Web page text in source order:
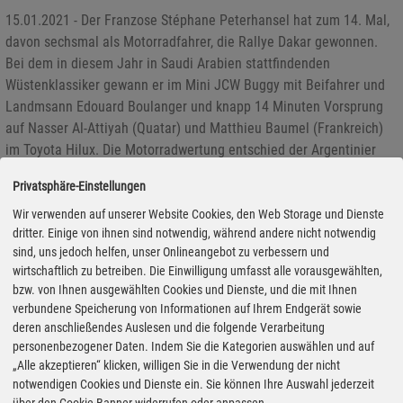
15.01.2021 - Der Franzose Stéphane Peterhansel hat zum 14. Mal,
davon sechsmal als Motorradfahrer, die Rallye Dakar gewonnen.
Bei dem in diesem Jahr in Saudi Arabien stattfindenden
Wüstenklassiker gewann er im Mini JCW Buggy mit Beifahrer und
Landmsann Edouard Boulanger und knapp 14 Minuten Vorsprung
auf Nasser Al-Attiyah (Quatar) und Matthieu Baumel (Frankreich)
im Toyota Hilux. Die Motorradwertung entschied der Argentinier
Siegesfeier vom Tod des 52-jährigen Franzosen Pierre Cherpin. Der
Amateur-Motorradfahrer war während der siebten Etappe schwer
gestürzt und starb heute während des Transports nach Frankreich
an seinen Kopfverletzugen.
Dakar 2021: Zur Halbzeit liegt der Rekordhalter vorne
08.01.2021 - Zur Halbzeit der Rallye Dakar in Saudi Arabien liegt
Rekordsieger Stéphane Peterhansel im Mini vorn. Mit rund fünf
Privatsphäre-Einstellungen
Wir verwenden auf unserer Website Cookies, den Web Storage und Dienste
dritter. Einige von ihnen sind notwendig, während andere nicht notwendig
sind, uns jedoch helfen, unser Onlineangebot zu verbessern und
wirtschaftlich zu betreiben. Die Einwilligung umfasst alle vorausgewählten,
bzw. von Ihnen ausgewählten Cookies und Dienste, und die mit Ihnen
verbundene Speicherung von Informationen auf Ihrem Endgerät sowie
deren anschließendes Auslesen und die folgende Verarbeitung
personenbezogener Daten. Indem Sie die Kategorien auswählen und auf
„Alle akzeptieren“ klicken, willigen Sie in die Verwendung der nicht
notwendigen Cookies und Dienste ein. Sie können Ihre Auswahl jederzeit